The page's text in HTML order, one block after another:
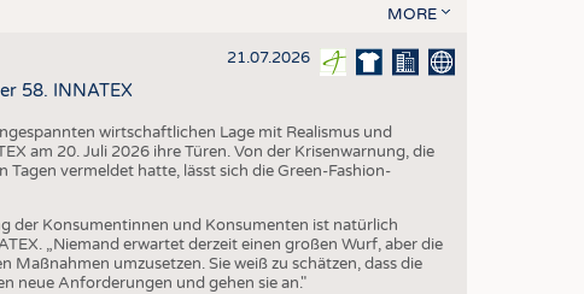
MORE
21.07.2026
58. INNATEX
wirtschaftlichen Lage mit Realismus und
am 20. Juli 2026 ihre Türen. Von der Krisenwarnung, die
vermeldet hatte, lässt sich die Green-Fashion-
der Konsumentinnen und Konsumenten ist natürlich
„Niemand erwartet derzeit einen großen Wurf, aber die
umzusetzen. Sie weiß zu schätzen, dass die
neue Anforderungen und gehen sie an."